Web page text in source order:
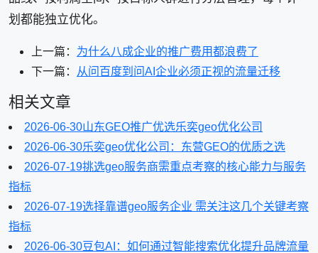
划都能独立优化。
上一篇： 为什么八成企业的推广费用都浪费了
下一篇：
从问百度到问AI企业必须正视的流量迁移
相关文章
2026-06-30山东GEO推广优选乐奕geo优化公司
2026-06-30乐奕geo优化公司：东营GEO的优质之选
2026-07-19挑选geo服务商需重点考察的核心能力与服务
指标
2026-07-19选择靠谱geo服务企业 需关注这几个关键考察
指标
2026-06-30豆包AI：如何通过智能搜索优化提升品牌流量